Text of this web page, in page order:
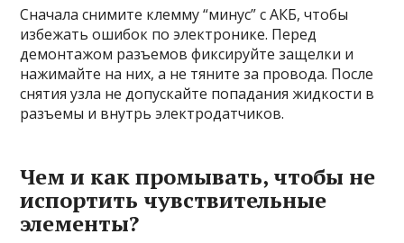
Сначала снимите клемму “минус” с АКБ, чтобы
избежать ошибок по электронике. Перед
демонтажом разъемов фиксируйте защелки и
нажимайте на них, а не тяните за провода. После
снятия узла не допускайте попадания жидкости в
разъемы и внутрь электродатчиков.
Чем и как промывать, чтобы не
испортить чувствительные
элементы?